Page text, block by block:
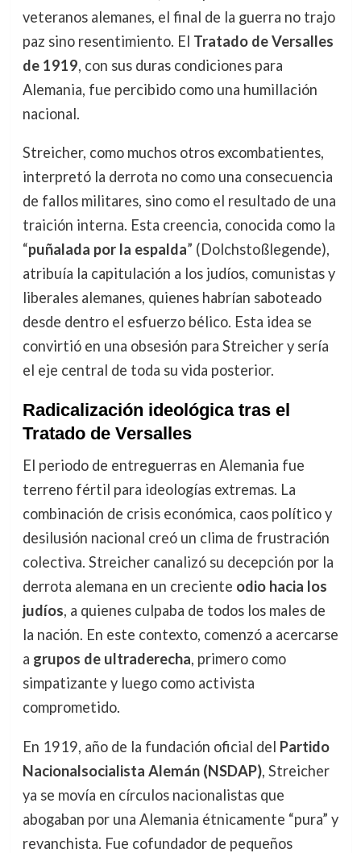
veteranos alemanes, el final de la guerra no trajo
paz sino resentimiento. El Tratado de Versalles
de 1919, con sus duras condiciones para
Alemania, fue percibido como una humillación
nacional.
Streicher, como muchos otros excombatientes,
interpretó la derrota no como una consecuencia
de fallos militares, sino como el resultado de una
traición interna. Esta creencia, conocida como la
“puñalada por la espalda” (Dolchstoßlegende),
atribuía la capitulación a los judíos, comunistas y
liberales alemanes, quienes habrían saboteado
desde dentro el esfuerzo bélico. Esta idea se
convirtió en una obsesión para Streicher y sería
el eje central de toda su vida posterior.
Radicalización ideológica tras el
Tratado de Versalles
El periodo de entreguerras en Alemania fue
terreno fértil para ideologías extremas. La
combinación de crisis económica, caos político y
desilusión nacional creó un clima de frustración
colectiva. Streicher canalizó su decepción por la
derrota alemana en un creciente odio hacia los
judíos, a quienes culpaba de todos los males de
la nación. En este contexto, comenzó a acercarse
a grupos de ultraderecha, primero como
simpatizante y luego como activista
comprometido.
En 1919, año de la fundación oficial del Partido
Nacionalsocialista Alemán (NSDAP), Streicher
ya se movía en círculos nacionalistas que
abogaban por una Alemania étnicamente “pura” y
revanchista. Fue cofundador de pequeños